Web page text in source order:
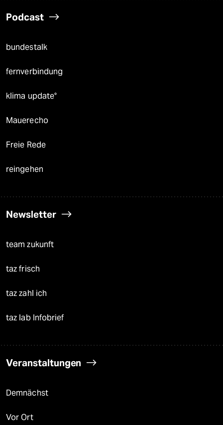
Podcast
bundestalk
fernverbindung
klima update°
Mauerecho
Freie Rede
reingehen
Newsletter
team zukunft
taz frisch
taz zahl ich
taz lab Infobrief
Veranstaltungen
Demnächst
Vor Ort